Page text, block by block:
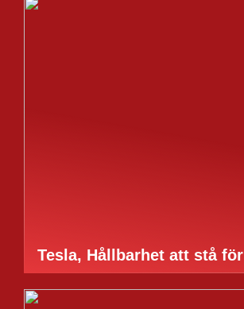
Tesla, Hållbarhet att stå för